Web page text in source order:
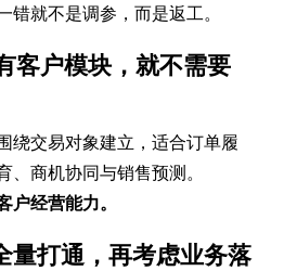
错就不是调参，而是返工。
客户模块，就不需要
绕交易对象建立，适合订单履
、商机协同与销售预测。
户经营能力。
量打通，再考虑业务落